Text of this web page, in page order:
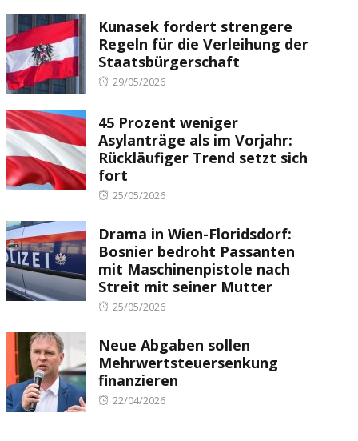
Kunasek fordert strengere
Regeln für die Verleihung der
Staatsbürgerschaft
Posted
29/05/2026
45 Prozent weniger
Asylanträge als im Vorjahr:
Rückläufiger Trend setzt sich
fort
Posted
25/05/2026
Drama in Wien-Floridsdorf:
Bosnier bedroht Passanten
mit Maschinenpistole nach
Streit mit seiner Mutter
Posted
25/05/2026
Neue Abgaben sollen
Mehrwertsteuersenkung
finanzieren
Posted
22/04/2026